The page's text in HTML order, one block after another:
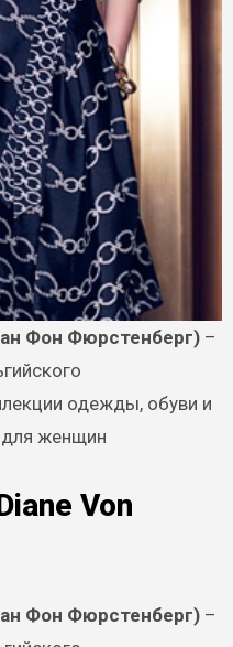
Фон Фюрстенберг)–
одежды, обуви и
женщин
Von
Фон Фюрстенберг)–